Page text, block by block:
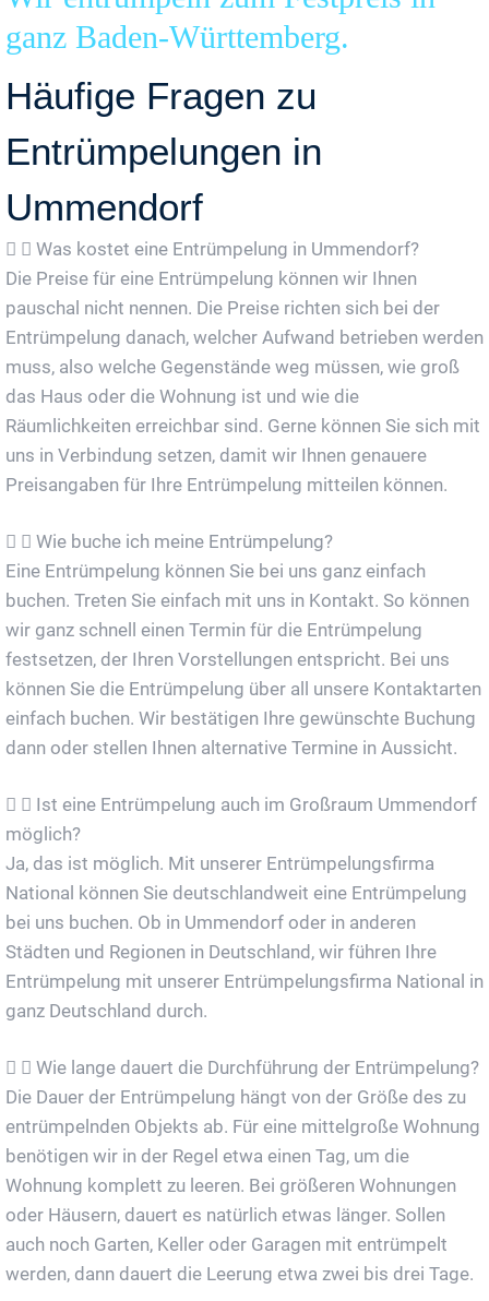
ganz Baden-Württemberg.
Häufige Fragen zu
Entrümpelungen in
Ummendorf
Was kostet eine Entrümpelung in Ummendorf?
Die Preise für eine Entrümpelung können wir Ihnen
pauschal nicht nennen. Die Preise richten sich bei der
Entrümpelung danach, welcher Aufwand betrieben werden
muss, also welche Gegenstände weg müssen, wie groß
das Haus oder die Wohnung ist und wie die
Räumlichkeiten erreichbar sind. Gerne können Sie sich mit
uns in Verbindung setzen, damit wir Ihnen genauere
Preisangaben für Ihre Entrümpelung mitteilen können.
Wie buche ich meine Entrümpelung?
Eine Entrümpelung können Sie bei uns ganz einfach
buchen. Treten Sie einfach mit uns in Kontakt. So können
wir ganz schnell einen Termin für die Entrümpelung
festsetzen, der Ihren Vorstellungen entspricht. Bei uns
können Sie die Entrümpelung über all unsere Kontaktarten
einfach buchen. Wir bestätigen Ihre gewünschte Buchung
dann oder stellen Ihnen alternative Termine in Aussicht.
Ist eine Entrümpelung auch im Großraum Ummendorf
möglich?
Ja, das ist möglich. Mit unserer Entrümpelungsfirma
National können Sie deutschlandweit eine Entrümpelung
bei uns buchen. Ob in Ummendorf oder in anderen
Städten und Regionen in Deutschland, wir führen Ihre
Entrümpelung mit unserer Entrümpelungsfirma National in
ganz Deutschland durch.
Wie lange dauert die Durchführung der Entrümpelung?
Die Dauer der Entrümpelung hängt von der Größe des zu
entrümpelnden Objekts ab. Für eine mittelgroße Wohnung
benötigen wir in der Regel etwa einen Tag, um die
Wohnung komplett zu leeren. Bei größeren Wohnungen
oder Häusern, dauert es natürlich etwas länger. Sollen
auch noch Garten, Keller oder Garagen mit entrümpelt
werden, dann dauert die Leerung etwa zwei bis drei Tage.